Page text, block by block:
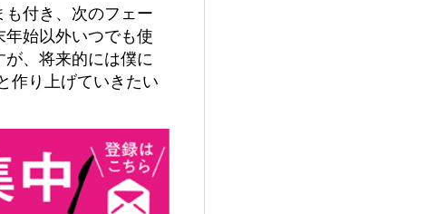
も付き、次のフェー
始以外いつでも使
、将来的には僕に
作り上げていきたい